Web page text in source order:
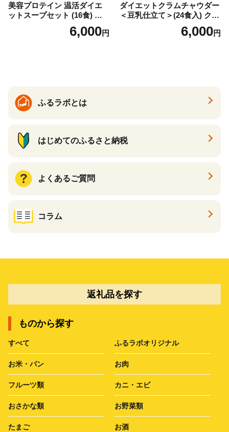
美容プロテイン 温活ダイエ
ットスープセット (16食) 小
分け スープ 食べ比べ セット
詰合せ クラムチャウダー チ
6,000円
ダイエットクラムチャウダー
＜豆乳仕立て＞(24食入) クラ
ムチャウダー 豆乳 ダイエッ
ト スープ プロテイン たんぱ
6,000円
ふるラボとは
はじめてのふるさと納税
よくあるご質問
コラム
返礼品を探す
ものから探す
すべて ふるラボオリジナル
お米・パン お肉
フルーツ類 カニ・エビ
おさかな類 お野菜類
たまご お酒